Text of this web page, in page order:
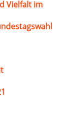
Vielfalt im